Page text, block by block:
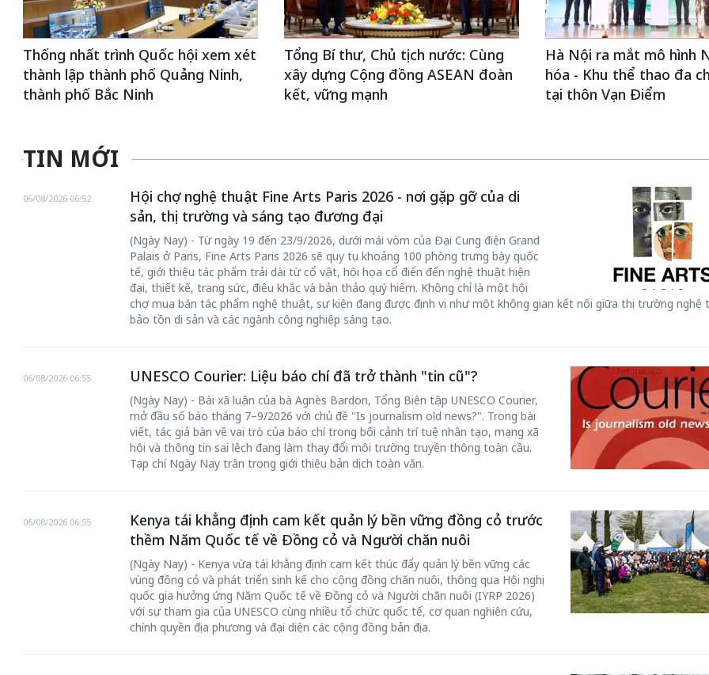
Thống nhất trình Quốc hội xem xét
thành lập thành phố Quảng Ninh,
thành phố Bắc Ninh
Tổng Bí thư, Chủ tịch nước: Cùng
xây dựng Cộng đồng ASEAN đoàn
kết, vững mạnh
Hà Nội ra mắt mô hình
hóa - Khu thể thao đa
tại thôn Vạn Điểm
TIN MỚI
Hội chợ nghệ thuật Fine Arts Paris 2026 - nơi gặp gỡ của di
sản, thị trường và sáng tạo đương đại
06/08/2026 06:52
(Ngày Nay) - Từ ngày 19 đến 23/9/2026, dưới mái vòm của Đại Cung điện Grand
Palais ở Paris, Fine Arts Paris 2026 sẽ quy tụ khoảng 100 phòng trưng bày quốc
tế, giới thiệu tác phẩm trải dài từ cổ vật, hội họa cổ điển đến nghệ thuật hiện
đại, thiết kế, trang sức, điêu khắc và bản thảo quý hiếm. Không chỉ là một hội
chợ mua bán tác phẩm nghệ thuật, sự kiện đang được định vị như một không gian kết nối giữa thị trường nghệ
bảo tồn di sản và các ngành công nghiệp sáng tạo.
UNESCO Courier: Liệu báo chí đã trở thành "tin cũ"?
06/08/2026 06:55
(Ngày Nay) - Bài xã luận của bà Agnès Bardon, Tổng Biên tập UNESCO Courier,
mở đầu số báo tháng 7–9/2026 với chủ đề "Is journalism old news?". Trong bài
viết, tác giả bàn về vai trò của báo chí trong bối cảnh trí tuệ nhân tạo, mạng xã
hội và thông tin sai lệch đang làm thay đổi môi trường truyền thông toàn cầu.
Tạp chí Ngày Nay trân trọng giới thiệu bản dịch toàn văn.
Kenya tái khẳng định cam kết quản lý bền vững đồng cỏ trước
thềm Năm Quốc tế về Đồng cỏ và Người chăn nuôi
06/08/2026 06:55
(Ngày Nay) - Kenya vừa tái khẳng định cam kết thúc đẩy quản lý bền vững các
vùng đồng cỏ và phát triển sinh kế cho cộng đồng chăn nuôi, thông qua Hội nghị
quốc gia hưởng ứng Năm Quốc tế về Đồng cỏ và Người chăn nuôi (IYRP 2026)
với sự tham gia của UNESCO cùng nhiều tổ chức quốc tế, cơ quan nghiên cứu,
chính quyền địa phương và đại diện các cộng đồng bản địa.